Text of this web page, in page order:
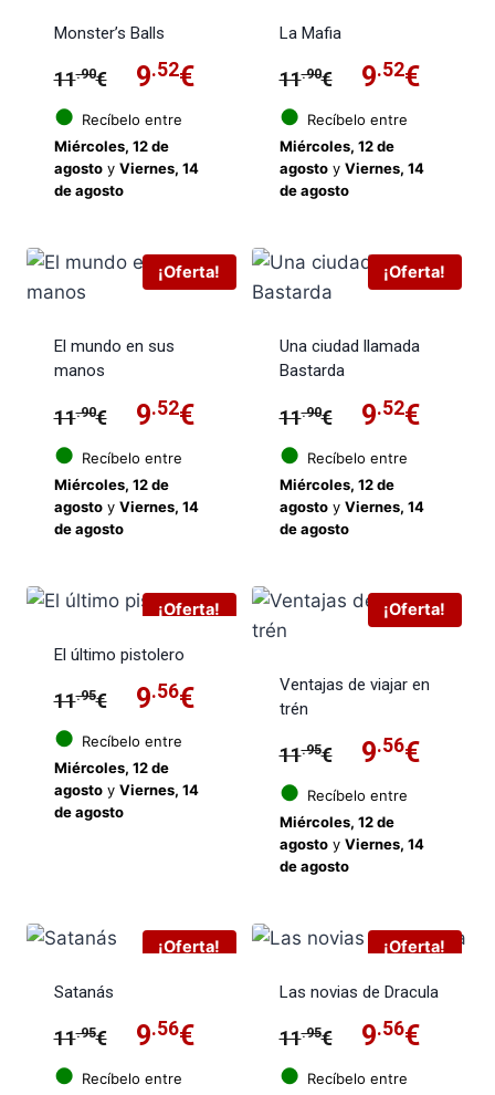
Monster’s Balls
11.90€
El
precio
original
11.90€.
9.52€El
actual
9.52€.
● Recíbelo entre
Miércoles, 12 de
agostoy Viernes, 14
de agosto
La Mafia
11.90€
El
precio
original
11.90€.
9.52€El
actual
9.52€.
● Recíbelo entre
Miércoles, 12 de
agostoy Viernes, 14
de agosto
¡Oferta!
El mundo en sus
manos
11.90€
El
precio
original
11.90€.
9.52€El
actual
9.52€.
● Recíbelo entre
Miércoles, 12 de
agostoy Viernes, 14
de agosto
¡Oferta!
Una ciudad llamada
Bastarda
11.90€
El
precio
original
11.90€.
9.52€El
actual
9.52€.
● Recíbelo entre
Miércoles, 12 de
agostoy Viernes, 14
de agosto
¡Oferta!
El último pistolero
11.95€
El
precio
original
9.56€El
actual
● Recíbelo entre
Miércoles, 12 de
agostoy Viernes, 14
de agosto
¡Oferta!
Ventajas de viajar en
trén
11.95€
El
precio
original
11.95€.
9.56€El
actual
9.56€.
● Recíbelo entre
Miércoles, 12 de
agostoy Viernes, 14
de agosto
¡Oferta!
Satanás
11.95€
El
precio
9.56€El
● Recíbelo entre
¡Oferta!
Las novias de Dracula
11.95€
El
precio
9.56€El
● Recíbelo entre